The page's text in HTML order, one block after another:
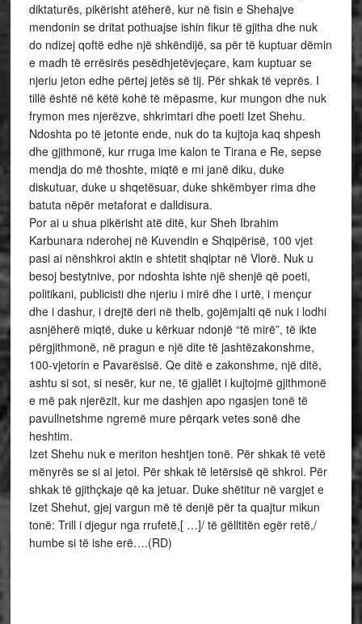
diktaturës, pikërisht atëherë, kur në fisin e Shehajve
mendonin se dritat pothuajse ishin fikur të gjitha dhe nuk
do ndizej qoftë edhe një shkëndijë, sa për të kuptuar dëmin
e madh të errësirës pesëdhjetëvjeçare, kam kuptuar se
njeriu jeton edhe përtej jetës së tij. Për shkak të veprës. I
tillë është në këtë kohë të mëpasme, kur mungon dhe nuk
frymon mes njerëzve, shkrimtari dhe poeti Izet Shehu.
Ndoshta po të jetonte ende, nuk do ta kujtoja kaq shpesh
dhe gjithmonë, kur rruga ime kalon te Tirana e Re, sepse
mendja do më thoshte, miqtë e mi janë diku, duke
diskutuar, duke u shqetësuar, duke shkëmbyer rima dhe
batuta nëpër metaforat e dalldisura.
Por ai u shua pikërisht atë ditë, kur Sheh Ibrahim
Karbunara nderohej në Kuvendin e Shqipërisë, 100 vjet
pasi ai nënshkroi aktin e shtetit shqiptar në Vlorë. Nuk u
besoj bestytnive, por ndoshta ishte një shenjë që poeti,
politikani, publicisti dhe njeriu i mirë dhe i urtë, i mençur
dhe i dashur, i drejtë deri në thelb, gojëmjalti që nuk i lodhi
asnjëherë miqtë, duke u kërkuar ndonjë “të mirë”, të ikte
përgjithmonë, në pragun e një dite të jashtëzakonshme,
100-vjetorin e Pavarësisë. Qe ditë e zakonshme, një ditë,
ashtu si sot, si nesër, kur ne, të gjallët i kujtojmë gjithmonë
e më pak njerëzit, kur me dashjen apo ngasjen tonë të
pavullnetshme ngremë mure përqark vetes sonë dhe
heshtim.
Izet Shehu nuk e meriton heshtjen tonë. Për shkak të vetë
mënyrës se si ai jetoi. Për shkak të letërsisë që shkroi. Për
shkak të gjithçkaje që ka jetuar. Duke shëtitur në vargjet e
Izet Shehut, gjej vargun më të denjë për ta quajtur mikun
tonë: Trill i djegur nga rrufetë,[ …]/ të gëlltitën egër retë,/
humbe si të ishe erë….(RD)